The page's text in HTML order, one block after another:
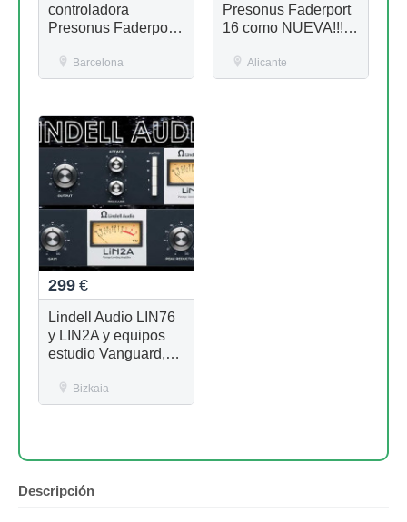
controladora
Presonus Faderport
Barcelona
Presonus Faderport
16 como NUEVA!!!
SD5Alicante
299 €
Lindell Audio LIN76
y LIN2A y equipos
estudio Vanguard,
Premiere,
Auriculares
Bizkaia
Descripción